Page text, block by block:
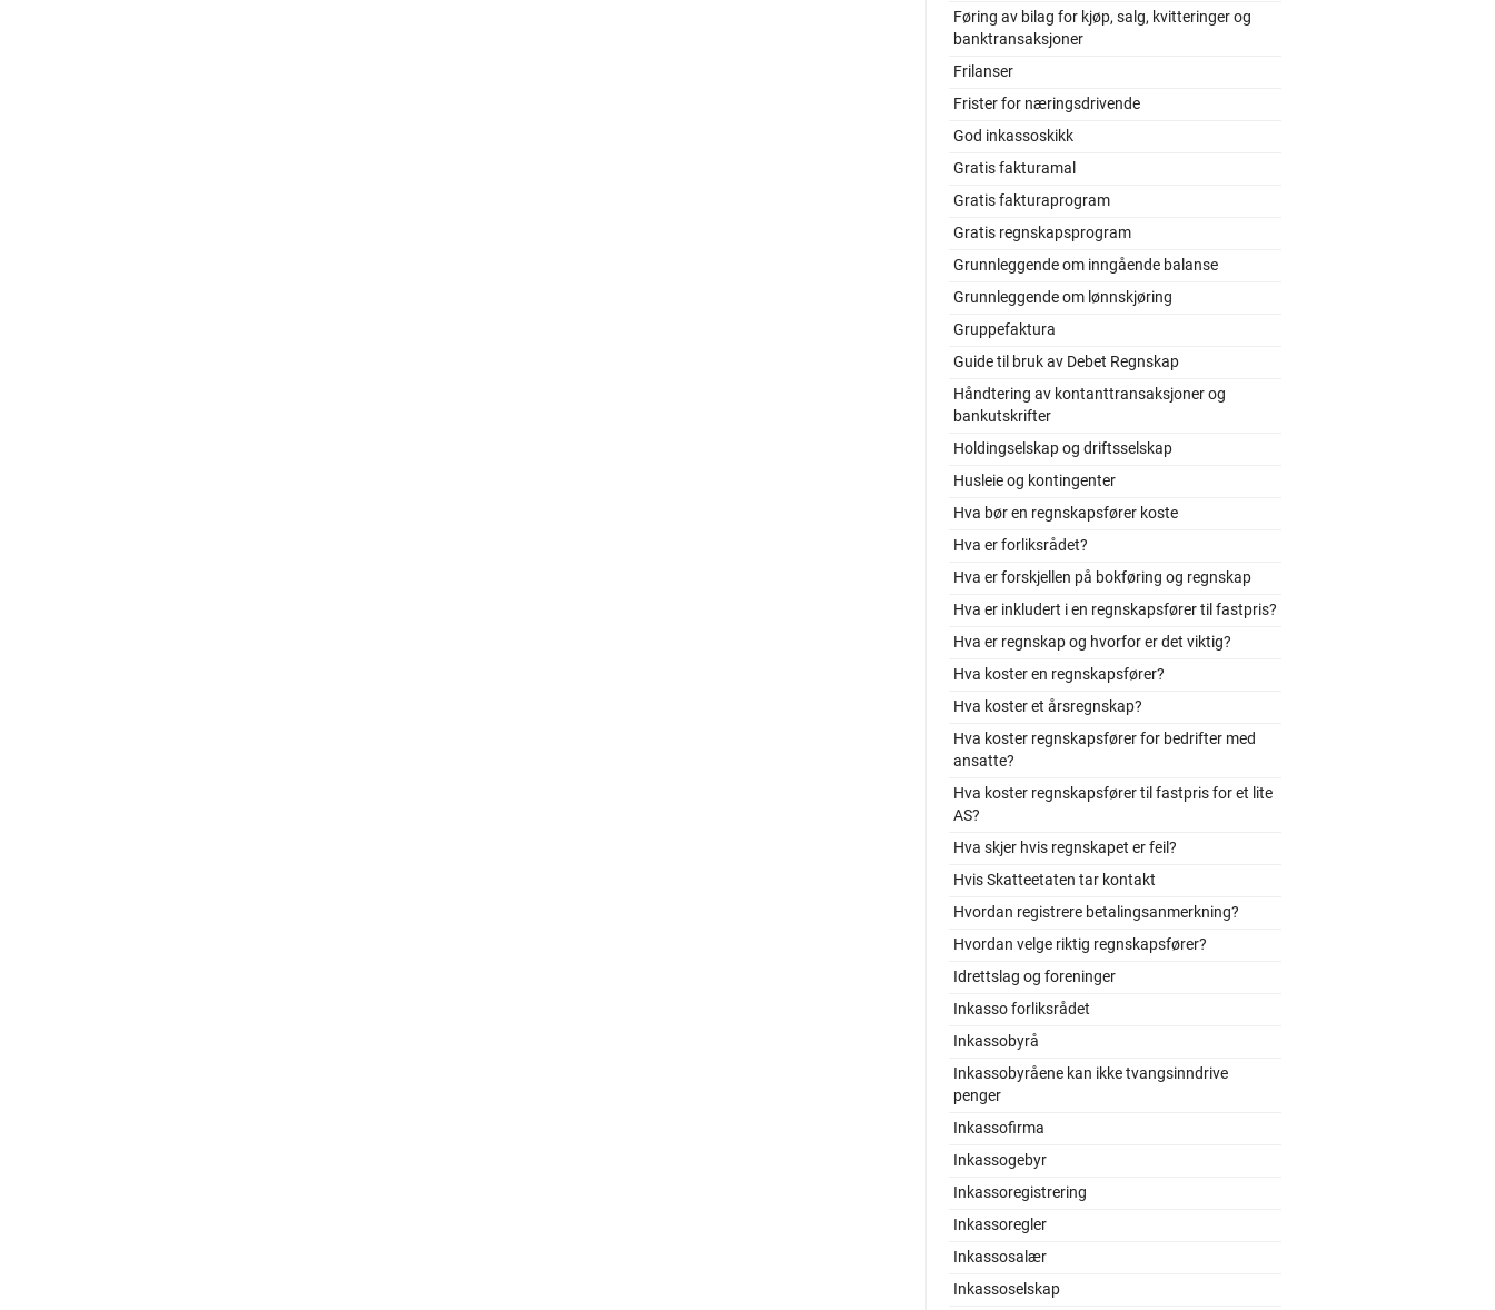
Føring av bilag for kjøp, salg, kvitteringer og
banktransaksjoner
Frilanser
Frister for næringsdrivende
God inkassoskikk
Gratis fakturamal
Gratis fakturaprogram
Gratis regnskapsprogram
Grunnleggende om inngående balanse
Grunnleggende om lønnskjøring
Gruppefaktura
Guide til bruk av Debet Regnskap
Håndtering av kontanttransaksjoner og
bankutskrifter
Holdingselskap og driftsselskap
Husleie og kontingenter
Hva bør en regnskapsfører koste
Hva er forliksrådet?
Hva er forskjellen på bokføring og regnskap
Hva er inkludert i en regnskapsfører til fastpris?
Hva er regnskap og hvorfor er det viktig?
Hva koster en regnskapsfører?
Hva koster et årsregnskap?
Hva koster regnskapsfører for bedrifter med
ansatte?
Hva koster regnskapsfører til fastpris for et lite
AS?
Hva skjer hvis regnskapet er feil?
Hvis Skatteetaten tar kontakt
Hvordan registrere betalingsanmerkning?
Hvordan velge riktig regnskapsfører?
Idrettslag og foreninger
Inkasso forliksrådet
Inkassobyrå
Inkassobyråene kan ikke tvangsinndrive
penger
Inkassofirma
Inkassogebyr
Inkassoregistrering
Inkassoregler
Inkassosalær
Inkassoselskap